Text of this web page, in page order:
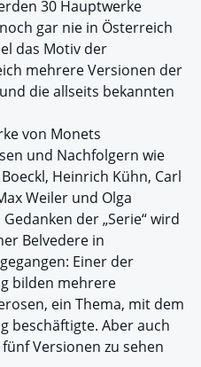
30 Hauptwerke
gar nie in Österreich
das Motiv der
mehrere Versionen der
die allseits bekannten
von Monets
und Nachfolgern wie
Heinrich Kühn, Carl
Weiler und Olga
der „Serie“ wird
Belvedere in
Einer der
bilden mehrere
ein Thema, mit dem
beschäftigte. Aber auch
Versionen zu sehen